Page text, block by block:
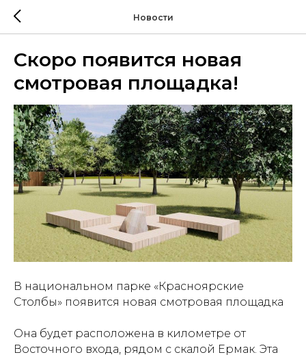
Новости
Скоро появится новая
смотровая площадка!
В национальном парке «Красноярские
Столбы» появится новая смотровая площадка
Она будет расположена в километре от
Восточного входа, рядом с скалой Ермак. Эта